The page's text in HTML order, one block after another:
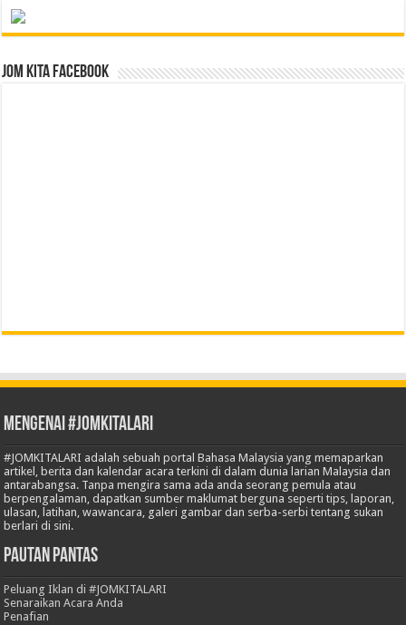
Jom Kita Facebook
Mengenai #JOMKITALARI
#JOMKITALARI adalah sebuah portal Bahasa Malaysia yang memaparkan
artikel, berita dan kalendar acara terkini di dalam dunia larian Malaysia dan
antarabangsa. Tanpa mengira sama ada anda seorang pemula atau
berpengalaman, dapatkan sumber maklumat berguna seperti tips, laporan,
ulasan, latihan, wawancara, galeri gambar dan serba-serbi tentang sukan
berlari di sini.
Pautan Pantas
Peluang Iklan di #JOMKITALARI
Senaraikan Acara Anda
Penafian